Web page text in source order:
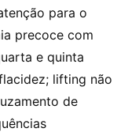
para o
precoce com
e quinta
lifting não
de